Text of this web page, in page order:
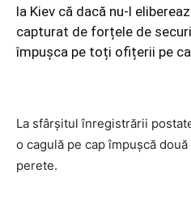
la Kiev că dacă nu-l
capturat de forțele de
împușca pe toți ofițerii pe
La sfârșitul înregistrării
o cagulă pe cap împușcă
perete.